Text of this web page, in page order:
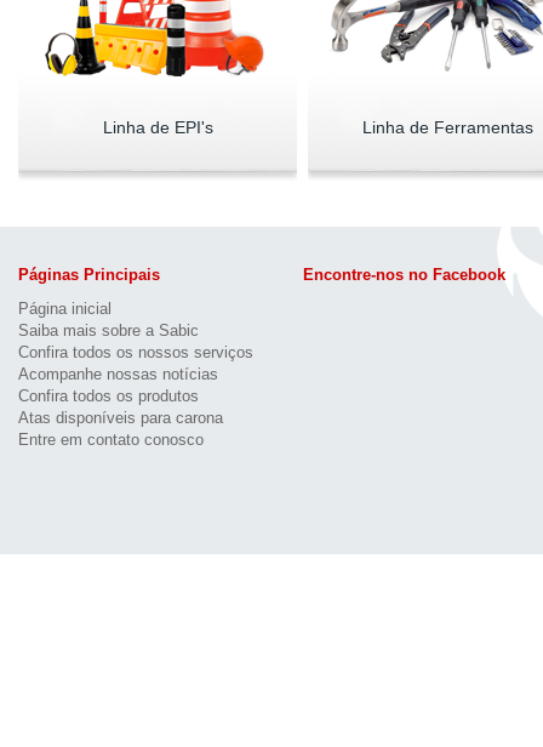
Linha de EPI's Linha de Ferramentas
Páginas Principais
Página inicial
Saiba mais sobre a Sabic
Confira todos os nossos serviços
Acompanhe nossas notícias
Confira todos os produtos
Atas disponíveis para carona
Entre em contato conosco
Encontre-nos no Facebook